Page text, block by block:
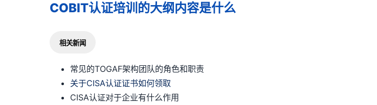
COBIT认证培训的大纲内容是什么
相关新闻
常见的TOGAF架构团队的角色和职责
关于CISA认证证书如何领取
CISA认证对于企业有什么作用